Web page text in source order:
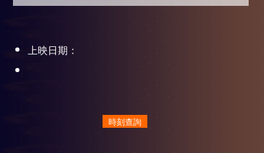
上映日期：
時刻查詢